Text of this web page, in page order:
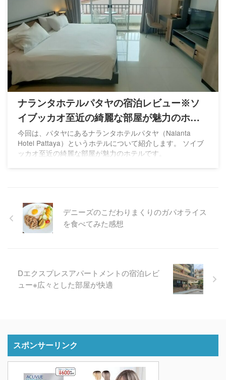
ナランタホテルパタヤの宿泊レビュー※ソ
イブッカオ至近の綺麗な部屋が魅力のホテ
ル
今回は、パタヤにあるナランタホテルパタヤ（Nalanta
Hotel Pattaya）というホテルについて紹介します。 ソイブ
ッカオ至近の綺麗な部屋が魅力のホテルです。
デニーズのこだわりまくりのガパオライス
を食べてみた感想
Dエクスプレスアパートメントの宿泊レビ
ュー※広々とした部屋が快適
スポンサーリンク